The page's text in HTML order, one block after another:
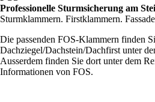
Professionelle Sturmsicherung am
Sturmklammern. Firstklammern.
Die passenden FOS-Klammern finden
Dachziegel/Dachstein/Dachfirst unter
Ausserdem finden Sie dort unter dem
Informationen von FOS.